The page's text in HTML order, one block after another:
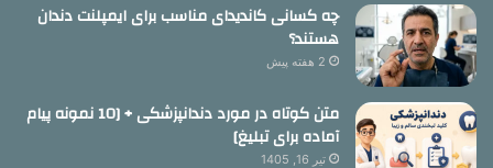
چه کسانی کاندیدای مناسب برای ایمپلنت دندان
هستند؟
2 هفته پیش
متن کوتاه در مورد دندانپزشکی + [10 نمونه پیام
آماده برای تبلیغ]
تیر 16, 1405